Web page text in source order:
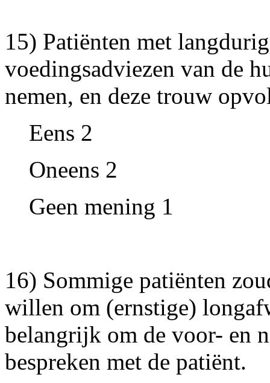
15) Patiënten met
voedingsadviezen van de
nemen, en deze trouw
Eens 2
Oneens 2
Geen mening 1
16) Sommige patiënten
willen om (ernstige)
belangrijk om de voor- en
bespreken met de patiënt.